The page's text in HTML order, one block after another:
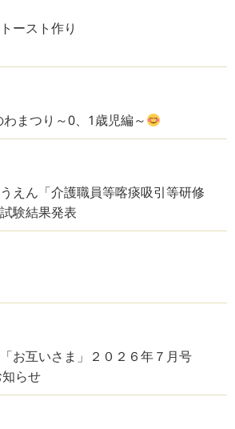
ースト作り
まつり～0、1歳児編～
えん「介護職員等喀痰吸引等研修
験結果発表
お互いさま」２０２６年７月号
知らせ